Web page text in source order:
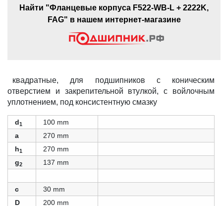
Найти "Фланцевые корпуса F522-WB-L + 2222K,
FAG" в нашем интернет-магазине
квадратные, для подшипников с коническим
отверстием и закрепительной втулкой, с войлочным
уплотнением, под консистентную смазку
d1
100 mm
a
270 mm
h1
270 mm
g2 137 mm
c
30 mm
D
200 mm